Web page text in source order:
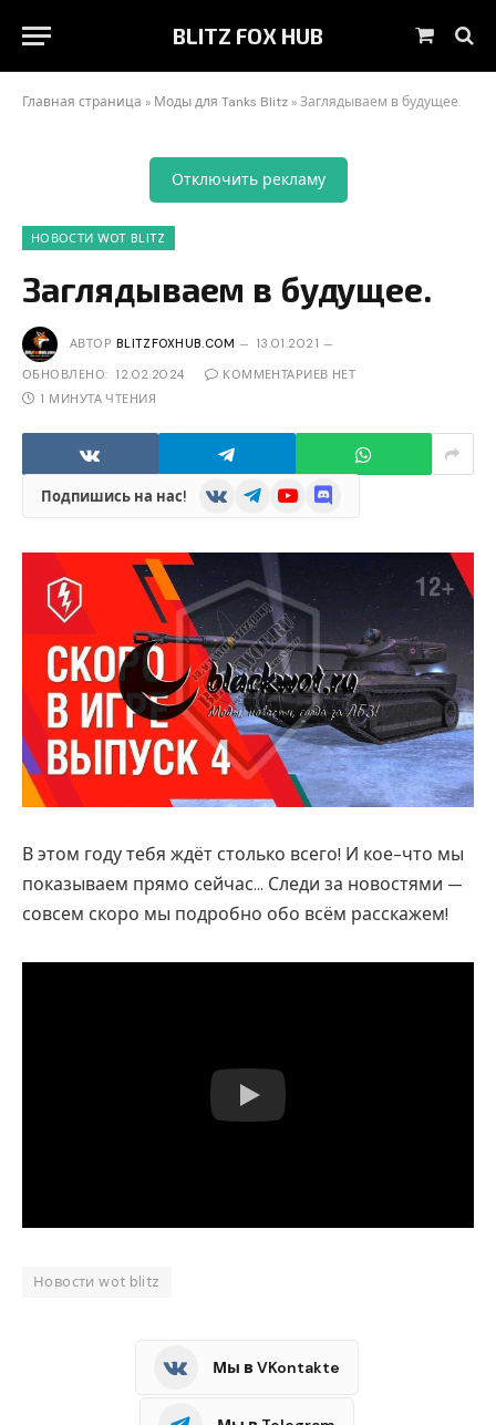
BLITZ FOX HUB Корзина
Главная страница » Моды для Tanks Blitz »Заглядываем в будущее.
Отключить рекламу
НОВОСТИ WOT BLITZ
Заглядываем в будущее.
АВТОР BLITZFOXHUB.COM 13.01.2021
ОБНОВЛЕНО: 12.02.2024
КОММЕНТАРИЕВ НЕТ
1 МИНУТА ЧТЕНИЯ
Подпишись на нас! VKontakteTelegramYouTubeDiscord
В этом году тебя ждёт столько всего! И кое-что мы
показываем прямо сейчас… Следи за новостями —
совсем скоро мы подробно обо всём расскажем!
Новости wot blitz
Мы в VKontakte